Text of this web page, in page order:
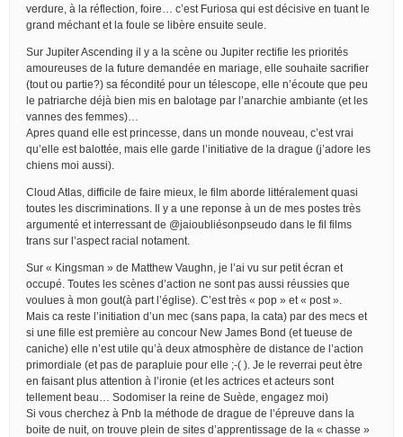
verdure, à la réflection, foire… c’est Furiosa qui est décisive en tuant le
grand méchant et la foule se libère ensuite seule.
Sur Jupiter Ascending il y a la scène ou Jupiter rectifie les priorités
amoureuses de la future demandée en mariage, elle souhaite sacrifier
(tout ou partie?) sa fécondité pour un télescope, elle n’écoute que peu
le patriarche déjà bien mis en balotage par l’anarchie ambiante (et les
vannes des femmes)…
Apres quand elle est princesse, dans un monde nouveau, c’est vrai
qu’elle est balottée, mais elle garde l’initiative de la drague (j’adore les
chiens moi aussi).
Cloud Atlas, difficile de faire mieux, le film aborde littéralement quasi
toutes les discriminations. Il y a une reponse à un de mes postes très
argumenté et interressant de @jaioubliésonpseudo dans le fil films
trans sur l’aspect racial notament.
Sur « Kingsman » de Matthew Vaughn, je l’ai vu sur petit écran et
occupé. Toutes les scènes d’action ne sont pas aussi réussies que
voulues à mon gout(à part l’église). C’est très « pop » et « post ».
Mais ca reste l’initiation d’un mec (sans papa, la cata) par des mecs et
si une fille est première au concour New James Bond (et tueuse de
caniche) elle n’est utile qu’à deux atmosphère de distance de l’action
primordiale (et pas de parapluie pour elle ;-( ). Je le reverrai peut ètre
en faisant plus attention à l’ironie (et les actrices et acteurs sont
tellement beau… Sodomiser la reine de Suède, engagez moi)
Si vous cherchez à Pnb la méthode de drague de l’épreuve dans la
boite de nuit, on trouve plein de sites d’apprentissage de la « chasse »